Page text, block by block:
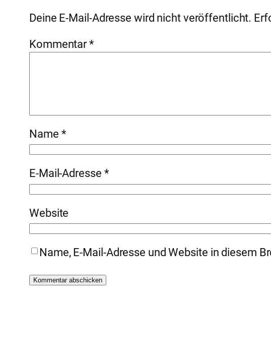
Deine E-Mail-Adresse wird nicht veröffentlicht.
Kommentar*
Name *
E-Mail-Adresse *
Website
Name, E-Mail-Adresse und Website in diesem